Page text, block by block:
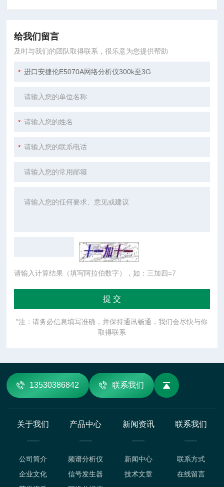
给我们留言
及时与我们的团队取得联系，很乐意为您提供帮助
请输入计算结果（填写阿拉伯数字），如：三加四=7
"注：请务必信息填写准确，并保持通讯畅通，我们会尽快与你
取得联系
13530386842 联系我们
关于我们
公司简介
企业文化
产品中心
频谱分析仪
信号发生器
新闻资讯
新闻中心
技术文章
联系我们
联系方式
在线留言